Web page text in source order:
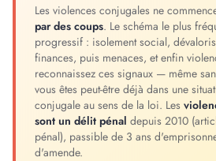
Les violences conjugales ne
par des coups. Le schéma le plus
progressif : isolement social,
finances, puis menaces, et enfin
reconnaissez ces signaux — même
vous êtes peut-être déjà dans une
conjugale au sens de la loi. Les
sont un délit pénal depuis 2010
pénal), passible de 3 ans
d'amende.